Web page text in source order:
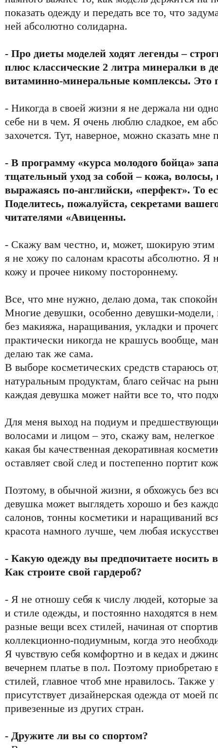
показать одежду и передать все то, что
ней абсолютно солидарна.
- Про диеты моделей ходят легенды –
плюс классические 2 литра минералки в
витаминно-минеральные комплексы. Это
- Никогда в своей жизни я не держала ни
себе ни в чем. Я очень люблю сладкое, ем
захочется. Тут, наверное, можно сказать мне
- В программу «курса молодого бойца»
тщательный уход за собой – кожа,
выражаясь по-английски, «перфект». То
Поделитесь, пожалуйста, секретами
читателями «Авиценны.
- Скажу вам честно, и, может, шокирую этим
я не хожу по салонам красоты абсолютно. Я
кожу и прочее никому постороннему.
Все, что мне нужно, делаю дома, так
Многие девушки, особенно девушки-модели,
без макияжа, наращивания, укладки и
практически никогда не крашусь вообще,
делаю так же сама.
В выборе косметических средств стараюсь
натуральным продуктам, благо сейчас на
каждая девушка может найти все то, что
Для меня выход на подиум и
волосами и лицом – это, скажу вам,
какая бы качественная декоративная
оставляет свой след и постепенно портит
Поэтому, в обычной жизни, я обхожусь без
девушка может выглядеть хорошо и без
салонов, тонны косметики и наращиваний
красота намного лучше, чем любая
- Какую одежду вы предпочитаете носить
Как строите свой гардероб?
- Я не отношу себя к числу людей, которые
и стиле одежды, и постоянно находятся в
разные вещи всех стилей, начиная от
коллекционно-подиумным, когда это
Я чувствую себя комфортно и в кедах и
вечернем платье в пол. Поэтому
стилей, главное чтоб мне нравилось. Также у
присутствует дизайнерская одежда от моей
привезенные из других стран.
- Дружите ли вы со спортом?